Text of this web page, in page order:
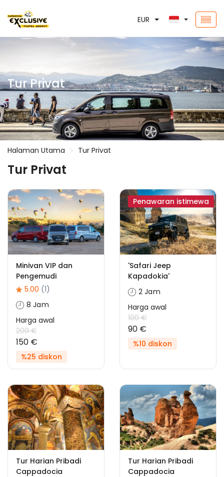
EUR
Tur Privat
Halaman Utama Tur Privat
Tur Privat
Minivan VIP dan
Pengemudi
5.00 (1)
8 Jam
Harga awal
200 €
150 €
%25 diskon
Penawaran istimewa
'Safari Jeep
Kapadokia'
2 Jam
Harga awal
100 €
90 €
%10 diskon
Tur Harian Pribadi
Cappadocia
Tur Harian Pribadi
Cappadocia